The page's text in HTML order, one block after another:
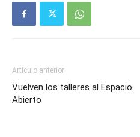
Artículo anterior
Vuelven los talleres al Espacio
Abierto